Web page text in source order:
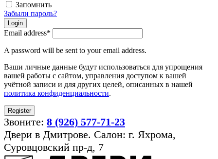
Запомнить
Забыли пароль?
Login
Email address*
A password will be sent to your email address.
Ваши личные данные будут использоваться для упрощения
вашей работы с сайтом, управления доступом к вашей
учётной записи и для других целей, описанных в нашей
политика конфиденциальности.
Register
Звоните: 8 (926) 577-71-23
Двери в Дмитрове. Салон: г. Яхрома,
Суровцовский пр-д, 7